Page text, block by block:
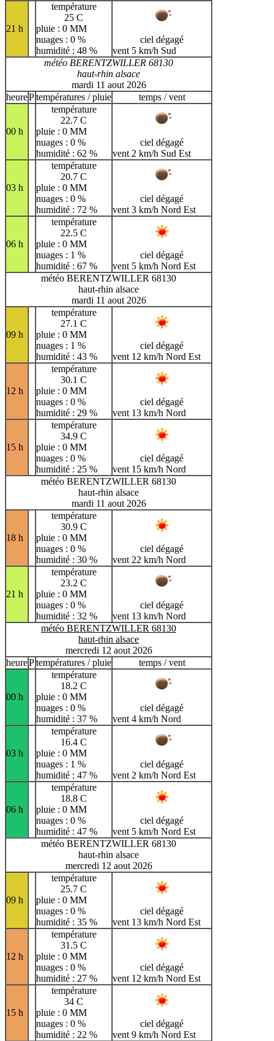
21 h
température
25 C
pluie : 0 MM
nuages : 0 %
humidité : 48 %
ciel dégagé
vent 5 km/h Sud
météo BERENTZWILLER 68130
haut-rhin alsace
mardi 11 aout 2026
heurePtempératures / pluie temps / vent
00 h
température
22.7 C
pluie : 0 MM
nuages : 0 %
humidité : 62 %
ciel dégagé
vent 2 km/h Sud Est
03 h
température
20.7 C
pluie : 0 MM
nuages : 0 %
humidité : 72 %
ciel dégagé
vent 3 km/h Nord Est
06 h
température
22.5 C
pluie : 0 MM
nuages : 1 %
humidité : 67 %
ciel dégagé
vent 5 km/h Nord Est
météo BERENTZWILLER 68130
haut-rhin alsace
mardi 11 aout 2026
09 h
température
27.1 C
pluie : 0 MM
nuages : 1 %
humidité : 43 %
ciel dégagé
vent 12 km/h Nord Est
12 h
température
30.1 C
pluie : 0 MM
nuages : 0 %
humidité : 29 %
ciel dégagé
vent 13 km/h Nord
15 h
température
34.9 C
pluie : 0 MM
nuages : 0 %
humidité : 25 %
ciel dégagé
vent 15 km/h Nord
météo BERENTZWILLER 68130
haut-rhin alsace
mardi 11 aout 2026
18 h
température
30.9 C
pluie : 0 MM
nuages : 0 %
humidité : 30 %
ciel dégagé
vent 22 km/h Nord
21 h
température
23.2 C
pluie : 0 MM
nuages : 0 %
humidité : 32 %
ciel dégagé
vent 13 km/h Nord
météo BERENTZWILLER 68130
haut-rhin alsace
mercredi 12 aout 2026
heurePtempératures / pluie temps / vent
00 h
température
18.2 C
pluie : 0 MM
nuages : 0 %
humidité : 37 %
ciel dégagé
vent 4 km/h Nord
03 h
température
16.4 C
pluie : 0 MM
nuages : 1 %
humidité : 47 %
ciel dégagé
vent 2 km/h Nord Est
06 h
température
18.8 C
pluie : 0 MM
nuages : 0 %
humidité : 47 %
ciel dégagé
vent 5 km/h Nord Est
météo BERENTZWILLER 68130
haut-rhin alsace
mercredi 12 aout 2026
09 h
température
25.7 C
pluie : 0 MM
nuages : 0 %
humidité : 35 %
ciel dégagé
vent 13 km/h Nord Est
12 h
température
31.5 C
pluie : 0 MM
nuages : 0 %
humidité : 27 %
ciel dégagé
vent 12 km/h Nord Est
15 h
température
34 C
pluie : 0 MM
nuages : 0 %
humidité : 22 %
ciel dégagé
vent 9 km/h Nord Est